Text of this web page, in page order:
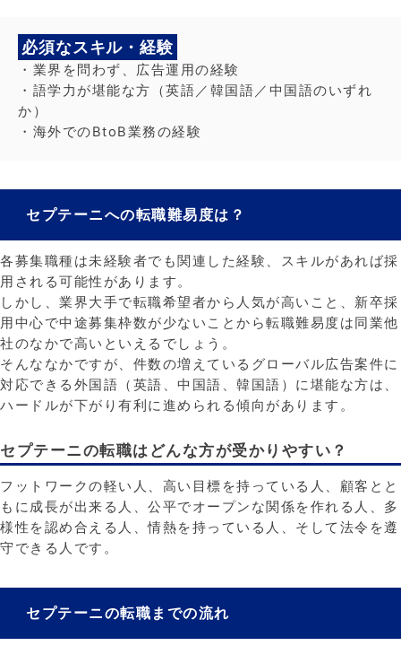
必須なスキル・経験
・業界を問わず、広告運用の経験
・語学力が堪能な方（英語／韓国語／中国語のいずれ
か）
・海外でのBtoB業務の経験
セプテーニへの転職難易度は？
各募集職種は未経験者でも関連した経験、スキルがあれば採
用される可能性があります。
しかし、業界大手で転職希望者から人気が高いこと、新卒採
用中心で中途募集枠数が少ないことから転職難易度は同業他
社のなかで高いといえるでしょう。
そんななかですが、件数の増えているグローバル広告案件に
対応できる外国語（英語、中国語、韓国語）に堪能な方は、
ハードルが下がり有利に進められる傾向があります。
セプテーニの転職はどんな方が受かりやすい？
フットワークの軽い人、高い目標を持っている人、顧客とと
もに成長が出来る人、公平でオープンな関係を作れる人、多
様性を認め合える人、情熱を持っている人、そして法令を遵
守できる人です。
セプテーニの転職までの流れ